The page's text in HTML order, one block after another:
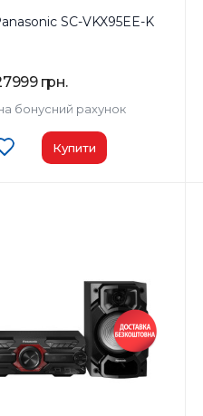
SC-VKX95EE-K
грн.
бонусний рахунок
Купити